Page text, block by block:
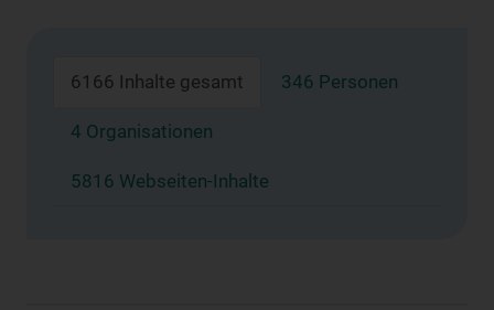
6166 Inhalte gesamt 346 Personen
4 Organisationen
5816 Webseiten-Inhalte